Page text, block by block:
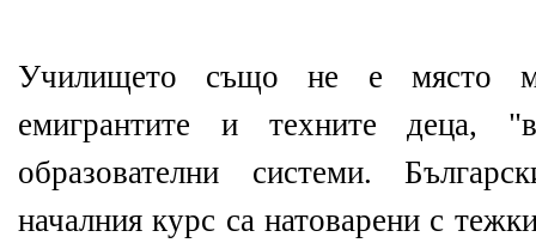
Училището също не е място
емигрантите и техните деца,
образователни системи.
началния курс са натоварени с